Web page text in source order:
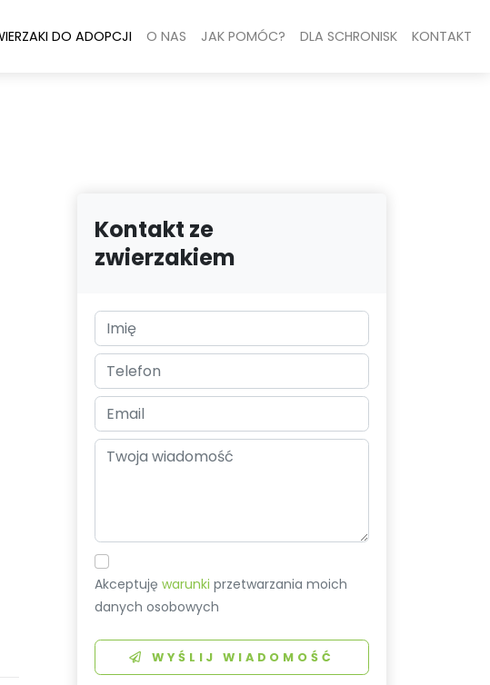
DO ADOPCJI O NAS JAK POMÓC? DLA SCHRONISK KONTAKT
Kontakt ze
zwierzakiem
Akceptujęwarunki przetwarzania moich
danych osobowych
WYŚLIJ WIADOMOŚĆ